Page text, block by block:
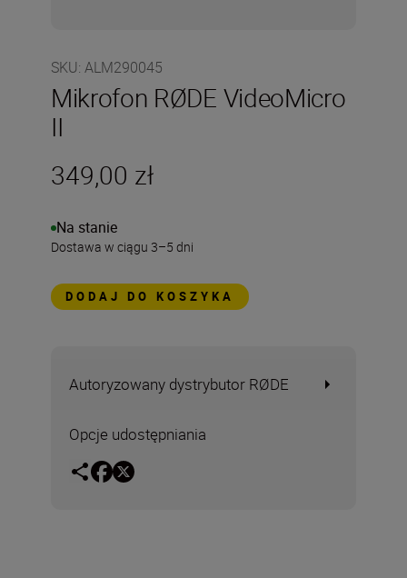
SKU: ALM290045
Mikrofon RØDE VideoMicro
II
349,00 zł
Na stanie
Dostawa w ciągu 3–5 dni
DODAJ DO KOSZYKA
Autoryzowany dystrybutor RØDE
Opcje udostępniania